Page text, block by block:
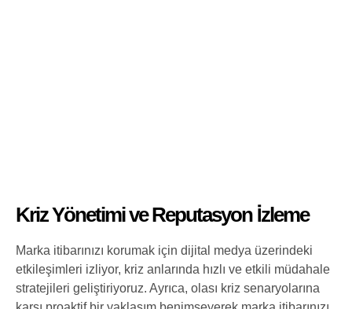
Kriz Yönetimi ve Reputasyon İzleme
Marka itibarınızı korumak için dijital medya üzerindeki
etkileşimleri izliyor, kriz anlarında hızlı ve etkili müdahale
stratejileri geliştiriyoruz. Ayrıca, olası kriz senaryolarına